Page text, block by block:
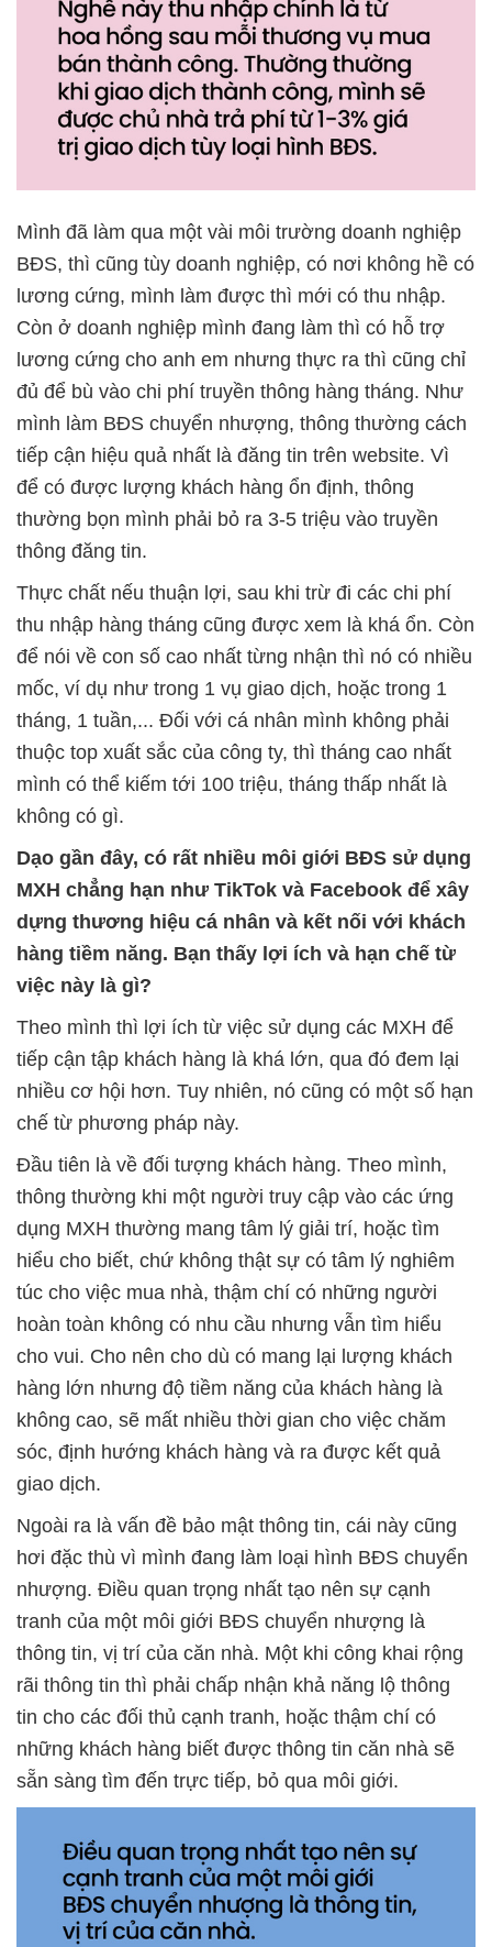
Mình đã làm qua một vài môi trường doanh nghiệp
BĐS, thì cũng tùy doanh nghiệp, có nơi không hề có
lương cứng, mình làm được thì mới có thu nhập.
Còn ở doanh nghiệp mình đang làm thì có hỗ trợ
lương cứng cho anh em nhưng thực ra thì cũng chỉ
đủ để bù vào chi phí truyền thông hàng tháng. Như
mình làm BĐS chuyển nhượng, thông thường cách
tiếp cận hiệu quả nhất là đăng tin trên website. Vì
để có được lượng khách hàng ổn định, thông
thường bọn mình phải bỏ ra 3-5 triệu vào truyền
thông đăng tin.
Thực chất nếu thuận lợi, sau khi trừ đi các chi phí
thu nhập hàng tháng cũng được xem là khá ổn. Còn
để nói về con số cao nhất từng nhận thì nó có nhiều
mốc, ví dụ như trong 1 vụ giao dịch, hoặc trong 1
tháng, 1 tuần,... Đối với cá nhân mình không phải
thuộc top xuất sắc của công ty, thì tháng cao nhất
mình có thể kiếm tới 100 triệu, tháng thấp nhất là
không có gì.
Dạo gần đây, có rất nhiều môi giới BĐS sử dụng
MXH chẳng hạn như TikTok và Facebook để xây
dựng thương hiệu cá nhân và kết nối với khách
hàng tiềm năng. Bạn thấy lợi ích và hạn chế từ
việc này là gì?
Theo mình thì lợi ích từ việc sử dụng các MXH để
tiếp cận tập khách hàng là khá lớn, qua đó đem lại
nhiều cơ hội hơn. Tuy nhiên, nó cũng có một số hạn
chế từ phương pháp này.
Đầu tiên là về đối tượng khách hàng. Theo mình,
thông thường khi một người truy cập vào các ứng
dụng MXH thường mang tâm lý giải trí, hoặc tìm
hiểu cho biết, chứ không thật sự có tâm lý nghiêm
túc cho việc mua nhà, thậm chí có những người
hoàn toàn không có nhu cầu nhưng vẫn tìm hiểu
cho vui. Cho nên cho dù có mang lại lượng khách
hàng lớn nhưng độ tiềm năng của khách hàng là
không cao, sẽ mất nhiều thời gian cho việc chăm
sóc, định hướng khách hàng và ra được kết quả
giao dịch.
Ngoài ra là vấn đề bảo mật thông tin, cái này cũng
hơi đặc thù vì mình đang làm loại hình BĐS chuyển
nhượng. Điều quan trọng nhất tạo nên sự cạnh
tranh của một môi giới BĐS chuyển nhượng là
thông tin, vị trí của căn nhà. Một khi công khai rộng
rãi thông tin thì phải chấp nhận khả năng lộ thông
tin cho các đối thủ cạnh tranh, hoặc thậm chí có
những khách hàng biết được thông tin căn nhà sẽ
sẵn sàng tìm đến trực tiếp, bỏ qua môi giới.